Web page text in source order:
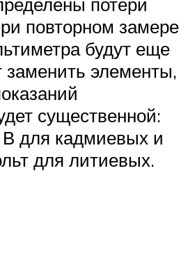
повторном замере
будут еще
элементы,
существенной:
для кадмиевых и
для литиевых.